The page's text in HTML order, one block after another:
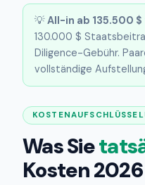
💡All-in ab 135.500 $
130.000 $
Diligence-Gebühr.
vollständige
Was Sie
Kosten 2026